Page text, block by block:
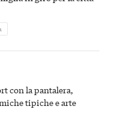
con la pantalera,
tipiche e arte